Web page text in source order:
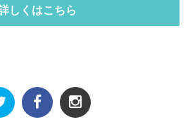
しくはこちら